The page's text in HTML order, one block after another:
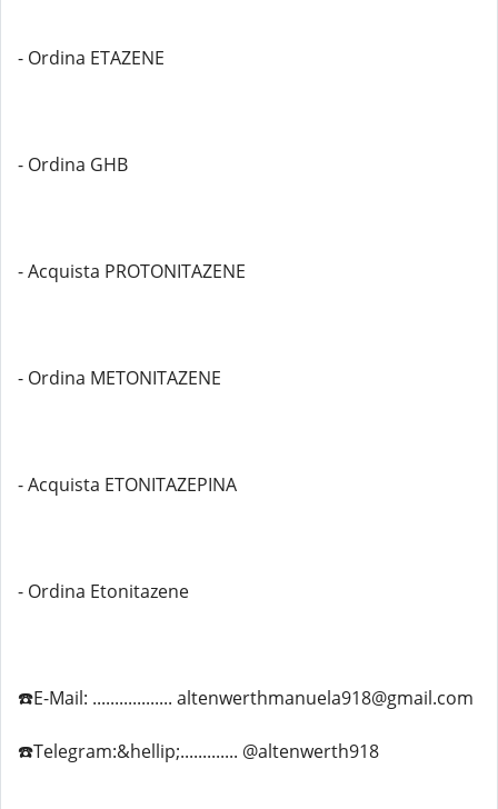
- Ordina ETAZENE
- Ordina GHB
- Acquista PROTONITAZENE
- Ordina METONITAZENE
- Acquista ETONITAZEPINA
- Ordina Etonitazene
☎️E-Mail: .................. altenwerthmanuela918@gmail.com
☎️Telegram:&hellip;............. @altenwerth918